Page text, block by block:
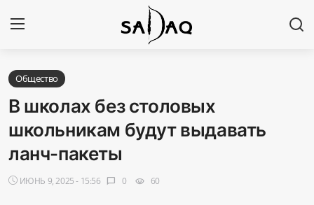
Авторизоваться
Наши контакты
Новости
Общество
В школах без столовых
школьникам будут выдавать
ланч-пакеты
ИЮНЬ 9, 2025 - 15:56 chat_bubble 0 visibility 60